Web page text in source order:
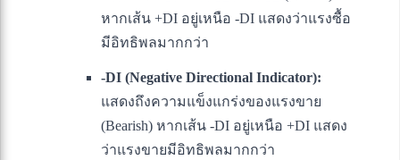
หากเส้น +DI อยู่เหนือ -DI แสดงว่าแรงซื้อ
มีอิทธิพลมากกว่า
-DI (Negative Directional Indicator):
แสดงถึงความแข็งแกร่งของแรงขาย
(Bearish) หากเส้น -DI อยู่เหนือ +DI แสดง
ว่าแรงขายมีอิทธิพลมากกว่า